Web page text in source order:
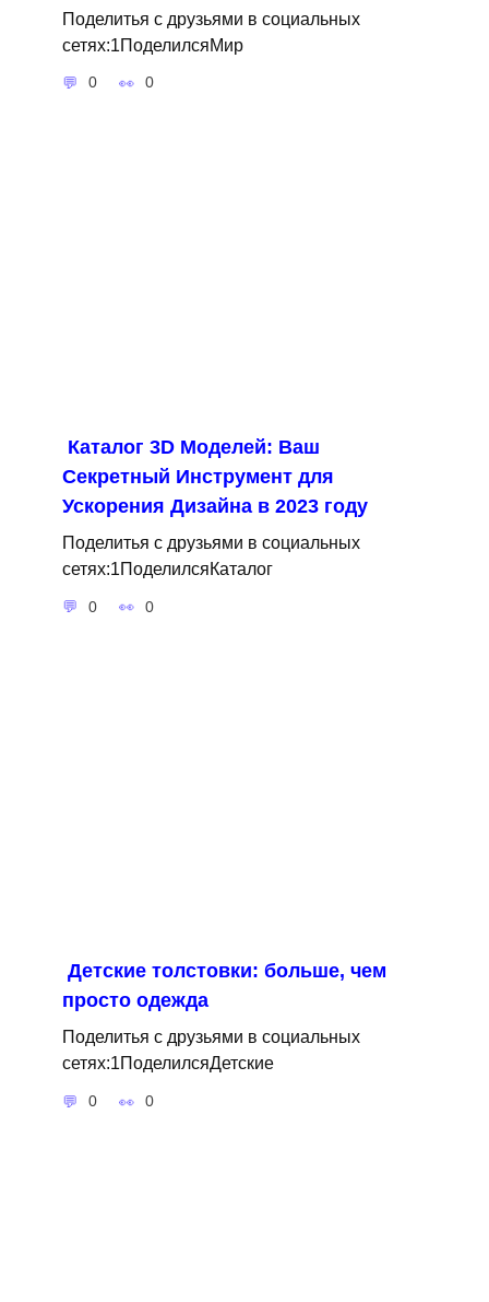
Поделитья с друзьями в социальных
сетях:1ПоделилсяМир
0 0
Каталог 3D Моделей: Ваш
Секретный Инструмент для
Ускорения Дизайна в 2023 году
Поделитья с друзьями в социальных
сетях:1ПоделилсяКаталог
0 0
Детские толстовки: больше, чем
просто одежда
Поделитья с друзьями в социальных
сетях:1ПоделилсяДетские
0 0